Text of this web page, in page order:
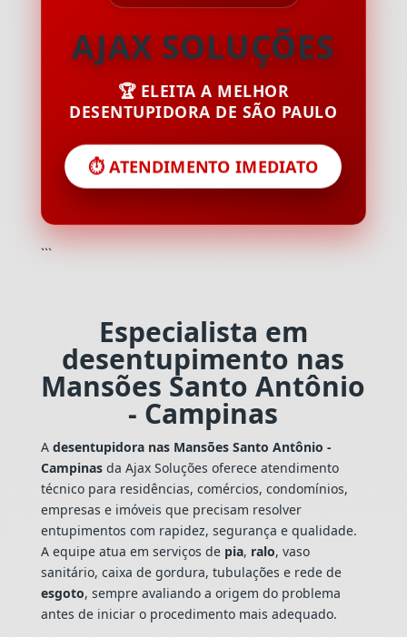
AJAX SOLUÇÕES
🏆 ELEITA A MELHOR
DESENTUPIDORA DE SÃO PAULO
⏱️ ATENDIMENTO IMEDIATO
```
Especialista em
desentupimento nas
Mansões Santo Antônio
- Campinas
A desentupidora nas Mansões Santo Antônio -
Campinasda Ajax Soluções oferece atendimento
técnico para residências, comércios, condomínios,
empresas e imóveis que precisam resolver
entupimentos com rapidez, segurança e qualidade.
A equipe atua em serviços de pia, ralo, vaso
sanitário, caixa de gordura, tubulações e rede de
esgoto, sempre avaliando a origem do problema
antes de iniciar o procedimento mais adequado.